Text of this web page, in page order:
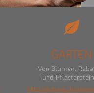
GARTEN
Von Blumen,
und
https://diybook.ch/